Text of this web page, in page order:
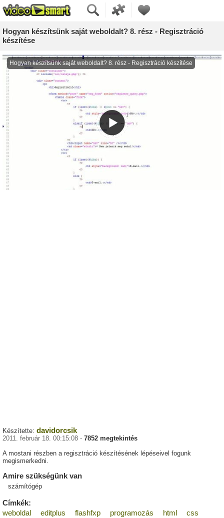
Hogyan készítsünk saját weboldalt? 8. rész - Regisztráció
készítése
Készítette: davidorcsik
2011. február 18. 00:15:08 - 7852 megtekintés
A mostani részben a regisztráció készítésének lépéseivel fogunk
megismerkedni.
Amire szükségünk van
számítógép
Címkék:
weboldal
editplus flashfxp programozás html
css